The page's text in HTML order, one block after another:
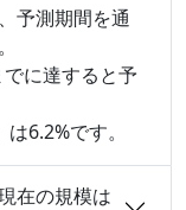
予測期間を通
に達すると予
6.2%です。
在の規模は